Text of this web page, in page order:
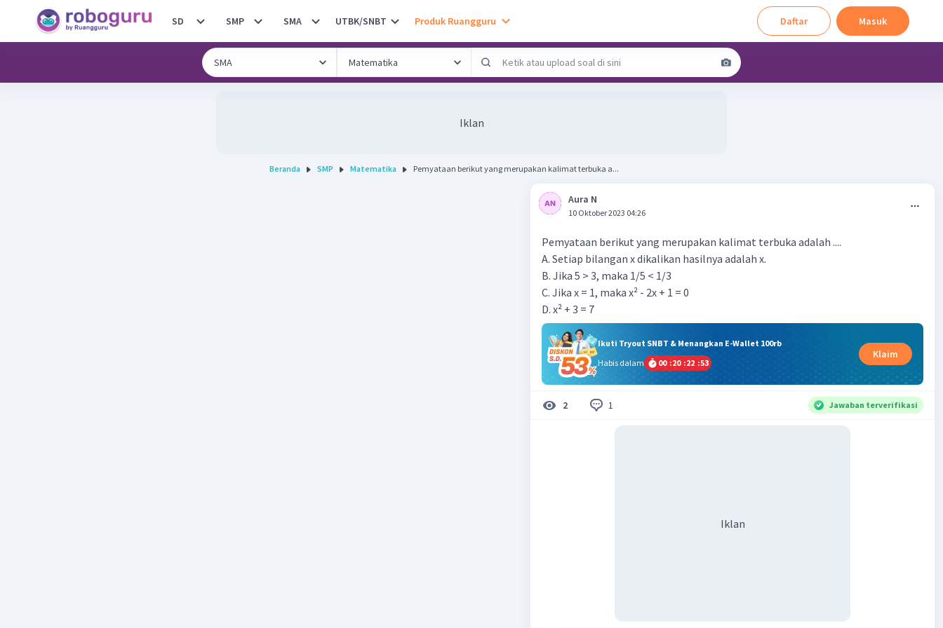
SD SMP SMA UTBK/SNBT Produk Ruangguru Daftar Masuk
Iklan
Beranda SMP Matematika Pemyataan berikut yang merupakan kalimat terbuka a...
Aura N
10 Oktober 2023 04:26
Pemyataan berikut yang merupakan kalimat terbuka adalah ....
A. Setiap bilangan x dikalikan hasilnya adalah x.
B. Jika 5 > 3, maka 1/5 < 1/3
C. Jika x = 1, maka x² - 2x + 1 = 0
D. x² + 3 = 7
Ikuti Tryout SNBT & Menangkan E-Wallet 100rb
Habis dalam
00 :20 :22 :52
Klaim
2 1 Jawaban terverifikasi
Iklan